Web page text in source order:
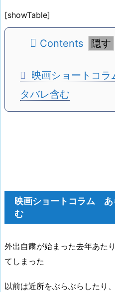
[showTable]
Contents
映画ショートコ
タバレ含む
映画ショートコラム あ
む
外出自粛が始まった去年あた
てしまった
以前は近所をぶらぶらしたり